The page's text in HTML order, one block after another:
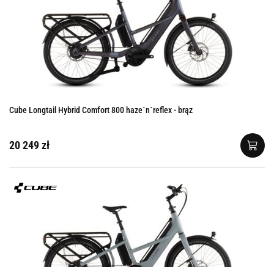
Cube Longtail Hybrid Comfort 800 haze´n´reflex - brąz
20 249 zł